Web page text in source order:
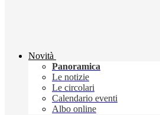
Novità
Panoramica
Le notizie
Le circolari
Calendario eventi
Albo online